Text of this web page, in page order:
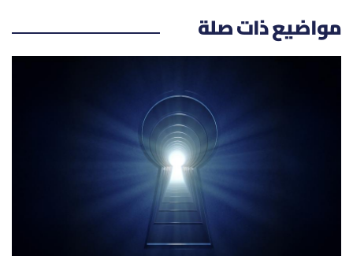
كاميرا
سجالات
مواضيع ذات صلة